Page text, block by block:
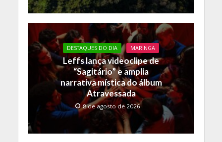
DESTAQUES DO DIA MARINGA
Leffs lança videoclipe de
“Sagitário” e amplia
narrativa mística do álbum
Atravessada
8 de agosto de 2026